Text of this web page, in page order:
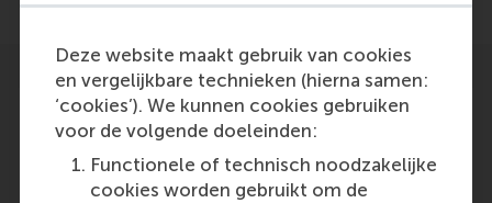
Deze website maakt gebruik van cookies
en vergelijkbare technieken (hierna samen:
‘cookies’). We kunnen cookies gebruiken
voor de volgende doeleinden:
Functionele of technisch noodzakelijke
cookies worden gebruikt om de
Participants